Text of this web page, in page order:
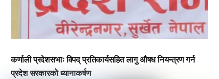
कर्णाली प्रदेशसभाः विपद् प्रतिकार्यसहित लागु औषध नियन्त्रण गर्न
प्रदेश सरकारको ध्यानाकर्षण